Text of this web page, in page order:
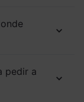
pedir a